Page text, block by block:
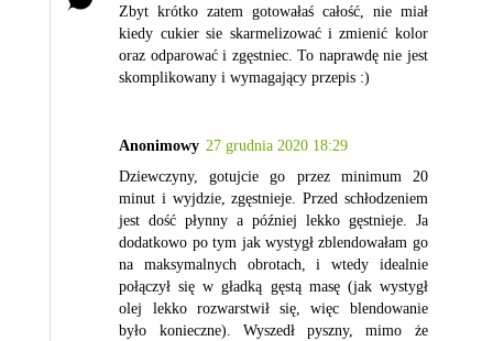
Zbyt krótko zatem gotowałaś całość, nie miał
kiedy cukier sie skarmelizować i zmienić kolor
oraz odparować i zgęstniec. To naprawdę nie jest
skomplikowany i wymagający przepis :)
Anonimowy 27 grudnia 2020 18:29
Dziewczyny, gotujcie go przez minimum 20
minut i wyjdzie, zgęstnieje. Przed schłodzeniem
jest dość płynny a później lekko gęstnieje. Ja
dodatkowo po tym jak wystygł zblendowałam go
na maksymalnych obrotach, i wtedy idealnie
połączył się w gładką gęstą masę (jak wystygł
olej lekko rozwarstwił się, więc blendowanie
było konieczne). Wyszedł pyszny, mimo że